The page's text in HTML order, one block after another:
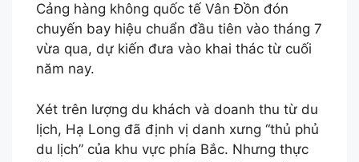
Cảng hàng không quốc tế Vân Đồn đón
chuyến bay hiệu chuẩn đầu tiên vào tháng 7
vừa qua, dự kiến đưa vào khai thác từ cuối
năm nay.
Xét trên lượng du khách và doanh thu từ du
lịch, Hạ Long đã định vị danh xưng “thủ phủ
du lịch” của khu vực phía Bắc. Nhưng thực